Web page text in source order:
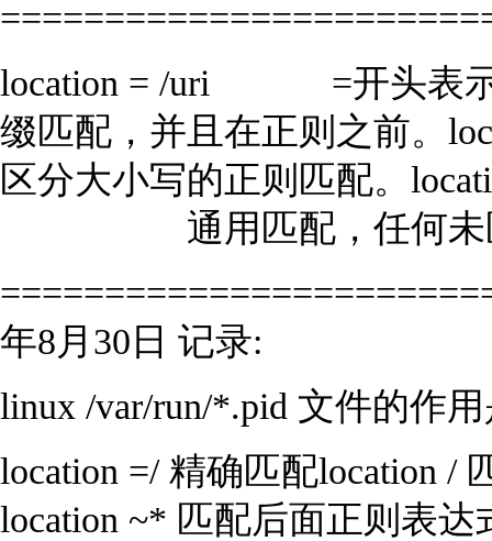
location = /uri =开头表示
缀匹配，并且在正则之前。
区分大小写的正则匹配。
通用匹配，任何未匹配到
年8月30日 记录:
linux /var/run/*.pid 文件的作
location =/ 精确匹配location /
location ~* 匹配后面正则表